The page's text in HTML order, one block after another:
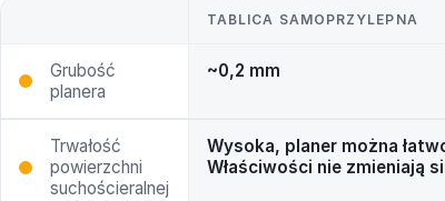
TABLICA SAMOPRZYLEPNA
Grubość
planera
~0,2 mm
Trwałość
powierzchni
suchościeralnej
Wysoka, planer można
Właściwości nie zmieniają